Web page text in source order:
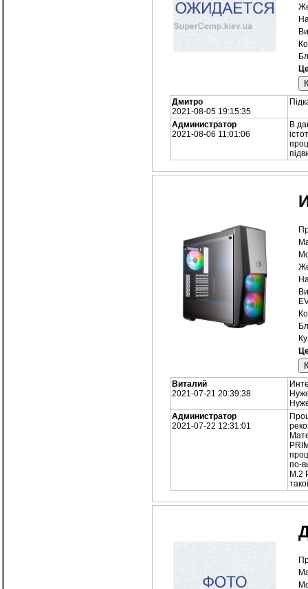
Дмитро
2021-08-05 19:15:35
Администратор
2021-08-06 11:01:06
В
Виталий
2021-07-21 20:39:38
Администратор
2021-07-22 12:31:01
по-
M.2